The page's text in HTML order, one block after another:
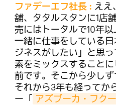
ファデーエフ社長 : ええ
舗、タタルスタンに1店
売にはトータルで10年
一緒に仕事をしている
ジネスがしたい」と思
素をミックスすること
前です。そこから少し
それから3年も経ってか
ー「 アズブーカ・フク